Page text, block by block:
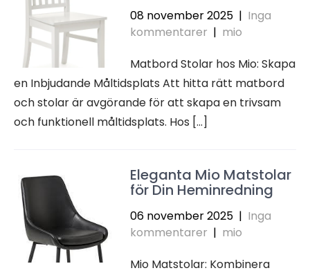
08 november 2025 | Inga
kommentarer | mio
Matbord Stolar hos Mio: Skapa
en Inbjudande Måltidsplats Att hitta rätt matbord
och stolar är avgörande för att skapa en trivsam
och funktionell måltidsplats. Hos […]
Eleganta Mio Matstolar
för Din Heminredning
06 november 2025 | Inga
kommentarer | mio
Mio Matstolar: Kombinera